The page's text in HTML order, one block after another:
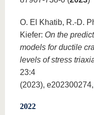
O. El Khatib, R.-D.
Kiefer: On the
models for ductile
levels of stress
23:4
(2023), e202300274,
2022